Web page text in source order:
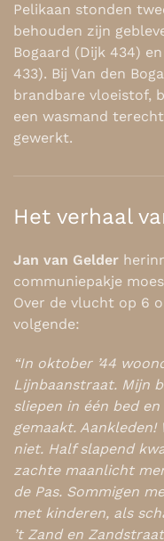
Pelikaan stonden
behouden zijn
Bogaard (Dijk 434)
433). Bij Van den
brandbare vloeistof,
een wasmand
gewerkt.
Het verhaal
Jan van Gelder
communiepakje
Over de vlucht op 6
volgende:
“In oktober ’44
Lijnbaanstraat. Mijn
sliepen in één bed
gemaakt. Aankleden!
niet. Half slapend
zachte maanlicht
de Pas. Sommigen
met kinderen, als
’t Zand en